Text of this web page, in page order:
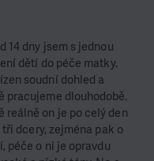
14 dny jsem s jednou
dětí do péče matky.
soudní dohled a
pracujeme dlouhodobě.
reálně on je po celý den
dcery, zejména pak o
péče o ni je opravdu